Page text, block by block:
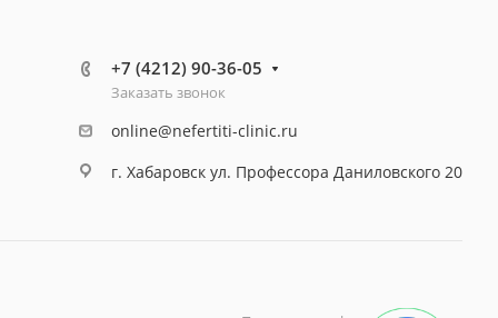
+7 (4212) 90-36-05
Заказать звонок
online@nefertiti-clinic.ru
г. Хабаровск ул. Профессора Даниловского 20